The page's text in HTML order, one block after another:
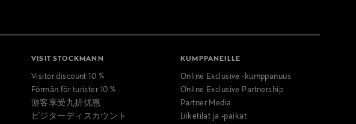
VISIT STOCKMANN
Visitor discount 10 %
Förmån för turister 10 %
游客享受九折优惠
ビジターディスカウント
KUMPPANEILLE
Online Exclusive -kumppanuus
Online Exclusive Partnership
Partner Media
Liiketilat ja -paikat